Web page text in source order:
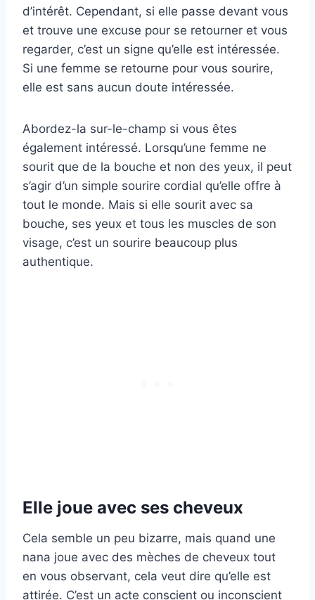
d’intérêt. Cependant, si elle passe devant vous
et trouve une excuse pour se retourner et vous
regarder, c’est un signe qu’elle est intéressée.
Si une femme se retourne pour vous sourire,
elle est sans aucun doute intéressée.
Abordez-la sur-le-champ si vous êtes
également intéressé. Lorsqu’une femme ne
sourit que de la bouche et non des yeux, il peut
s’agir d’un simple sourire cordial qu’elle offre à
tout le monde. Mais si elle sourit avec sa
bouche, ses yeux et tous les muscles de son
visage, c’est un sourire beaucoup plus
authentique.
Elle joue avec ses cheveux
Cela semble un peu bizarre, mais quand une
nana joue avec des mèches de cheveux tout
en vous observant, cela veut dire qu’elle est
attirée. C’est un acte conscient ou inconscient